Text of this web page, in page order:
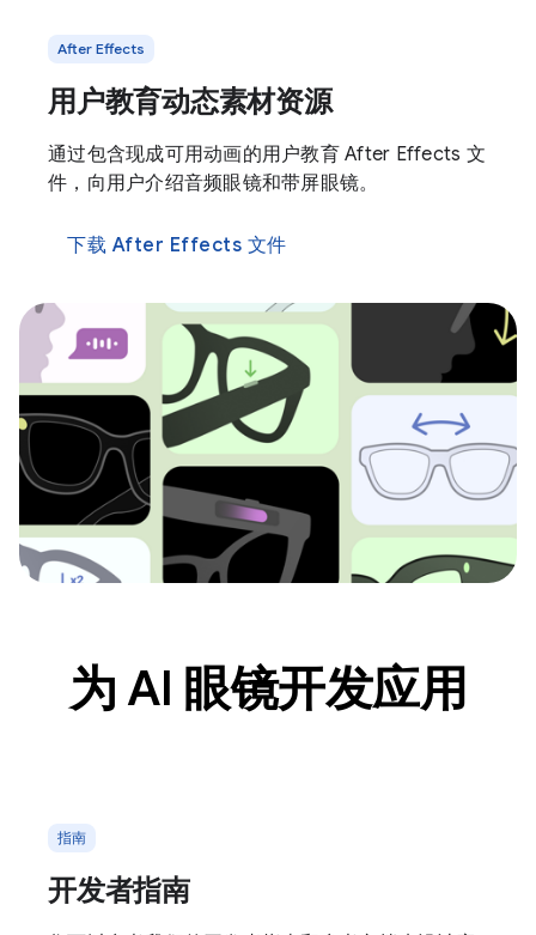
After Effects
用户教育动态素材资源
通过包含现成可用动画的用户教育 After Effects 文
件，向用户介绍音频眼镜和带屏眼镜。
下载 After Effects 文件
为 AI 眼镜开发应用
指南
开发者指南